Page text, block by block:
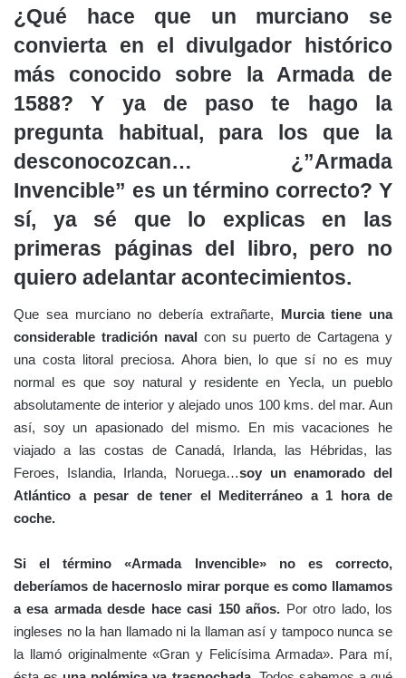
¿Qué hace que un murciano se
convierta en el divulgador histórico
más conocido sobre la Armada de
1588? Y ya de paso te hago la
pregunta habitual, para los que la
desconocozcan… ¿”Armada
Invencible” es un término correcto? Y
sí, ya sé que lo explicas en las
primeras páginas del libro, pero no
quiero adelantar acontecimientos.
Que sea murciano no debería extrañarte, Murcia tiene una
considerable tradición naval con su puerto de Cartagena y
una costa litoral preciosa. Ahora bien, lo que sí no es muy
normal es que soy natural y residente en Yecla, un pueblo
absolutamente de interior y alejado unos 100 kms. del mar. Aun
así, soy un apasionado del mismo. En mis vacaciones he
viajado a las costas de Canadá, Irlanda, las Hébridas, las
Feroes, Islandia, Irlanda, Noruega…soy un enamorado del
Atlántico a pesar de tener el Mediterráneo a 1 hora de
coche.
Si el término «Armada Invencible» no es correcto,
deberíamos de hacernoslo mirar porque es como llamamos
a esa armada desde hace casi 150 años. Por otro lado, los
ingleses no la han llamado ni la llaman así y tampoco nunca se
la llamó originalmente «Gran y Felicísima Armada». Para mí,